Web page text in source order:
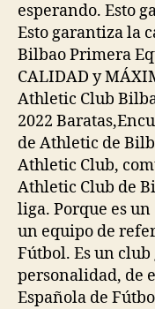
esperando. Esto
Esto garantiza la
Bilbao Primera
CALIDAD y
Athletic Club
2022
de Athletic de
Athletic Club,
Athletic Club de
liga. Porque es
un equipo de
Fútbol. Es un
personalidad, de
Española de